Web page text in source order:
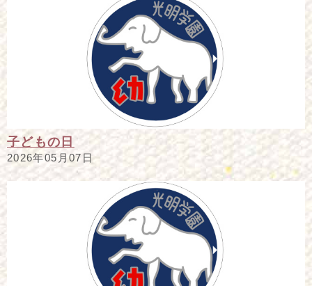
子どもの日
2026年05月07日